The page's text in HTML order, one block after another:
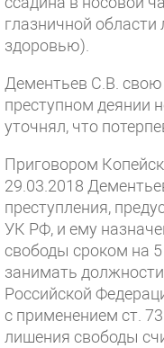
глазничной
здоровью).
Дементьев С.В.
преступном деянии
уточнял, что
Приговором
29.03.2018
преступления,
УК РФ, и ему
свободы сроком на
занимать
Российской
с применением ст.
лишения свободы